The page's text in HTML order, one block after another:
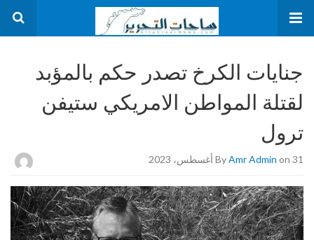
جنايات الكرخ تصدر حكم بالمؤبد
لقتلة المواطن الامريكي ستيفن
ترول
ByAmr Admin on 31 أغسطس، 2023